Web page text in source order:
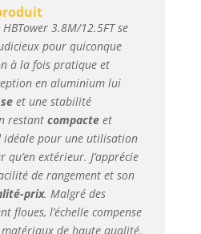
environnements.
Sécurité avant tout !:
Cette échelle pliante
est équipée d'un
mécanisme de
verrouillage de
sécurité et de patins
antidérapants pour
garantir la stabilité et
la sécurité pendant
l'utilisation. Le
mécanisme de
verrouillage simple
empêche efficacement
HBTower 3.8M/12.5FT se
pour quiconque
à la fois pratique et
en aluminium lui
et une stabilité
restant compacteet
idéale pour une utilisation
extérieur. J’apprécie
de rangement et son
prix. Malgré des
floues, l’échelle compense
de haute qualité.